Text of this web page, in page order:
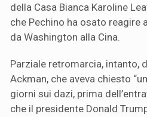
della Casa Bianca Karoline
che Pechino ha osato reagire
da Washington alla Cina.
Parziale retromarcia, intanto,
Ackman, che aveva chiesto
giorni sui dazi, prima
che il presidente Donald